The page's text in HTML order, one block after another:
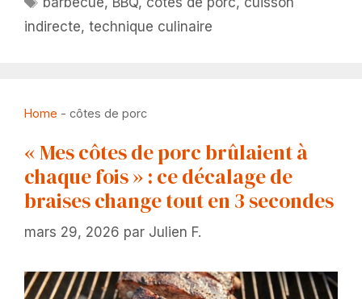
indirecte, technique culinaire
Home - côtes de porc
« Mes côtes de porc brûlaient à
chaque fois » : ce décalage de
braises change tout en 3 secondes
mars 29, 2026 par Julien F.